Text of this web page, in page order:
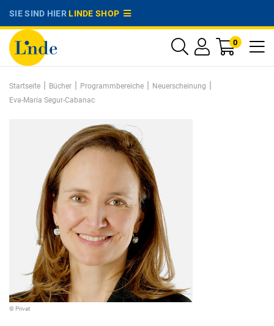
SIE SIND HIERLINDE SHOP
0
Startseite | Bücher | Programmbereiche | Neuerscheinung |
Eva-Maria Segur-Cabanac
© Privat